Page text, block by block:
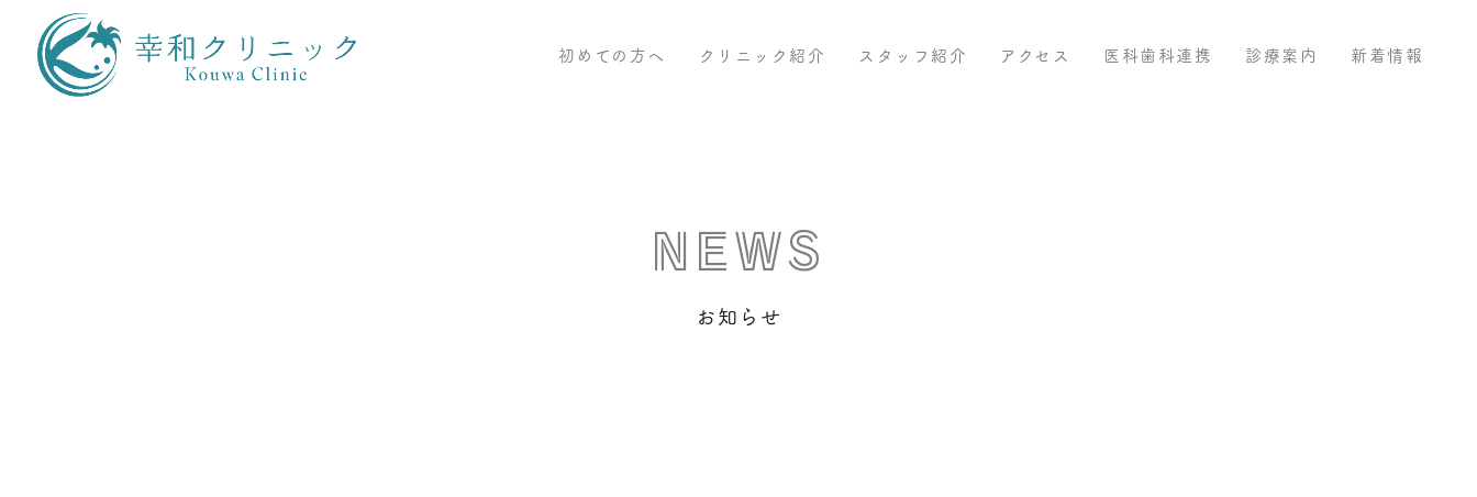
初めての方へ クリニック紹介 スタッフ紹介 アクセス 医科歯科連携 診療案内 新着情報
NEWS
お知らせ